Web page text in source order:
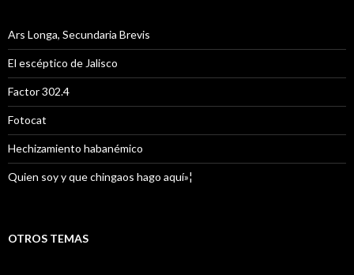
Ars Longa, Secundaria Brevis
El escéptico de Jalisco
Factor 302.4
Fotocat
Hechizamiento habanémico
Quien soy y que chingaos hago aquí»¦
OTROS TEMAS